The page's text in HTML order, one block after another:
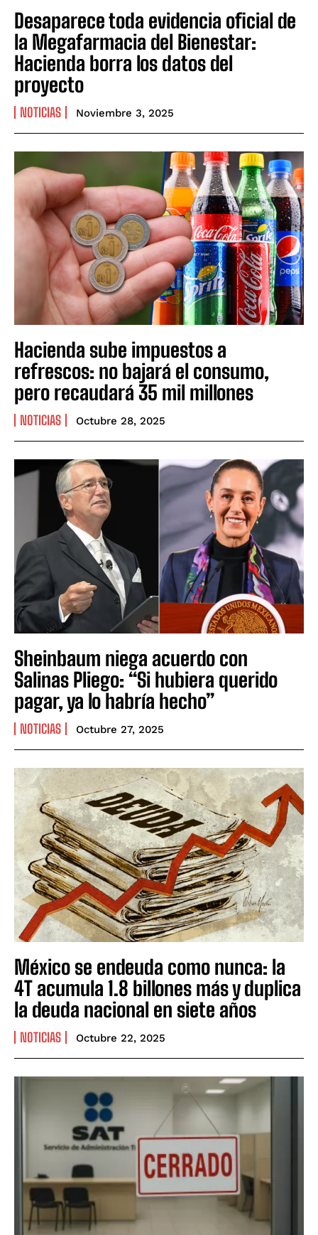
Desaparece toda evidencia oficial de
la Megafarmacia del Bienestar:
Hacienda borra los datos del
proyecto
NOTICIAS Noviembre 3, 2025
Hacienda sube impuestos a
refrescos: no bajará el consumo,
pero recaudará 35 mil millones
NOTICIAS Octubre 28, 2025
Sheinbaum niega acuerdo con
Salinas Pliego: “Si hubiera querido
pagar, ya lo habría hecho”
NOTICIAS Octubre 27, 2025
México se endeuda como nunca: la
4T acumula 1.8 billones más y duplica
la deuda nacional en siete años
NOTICIAS Octubre 22, 2025